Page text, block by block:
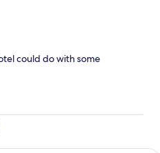
could do with some